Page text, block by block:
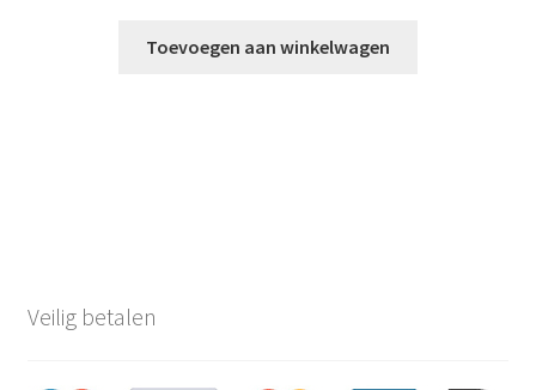
Toevoegen aan winkelwagen
Veilig betalen